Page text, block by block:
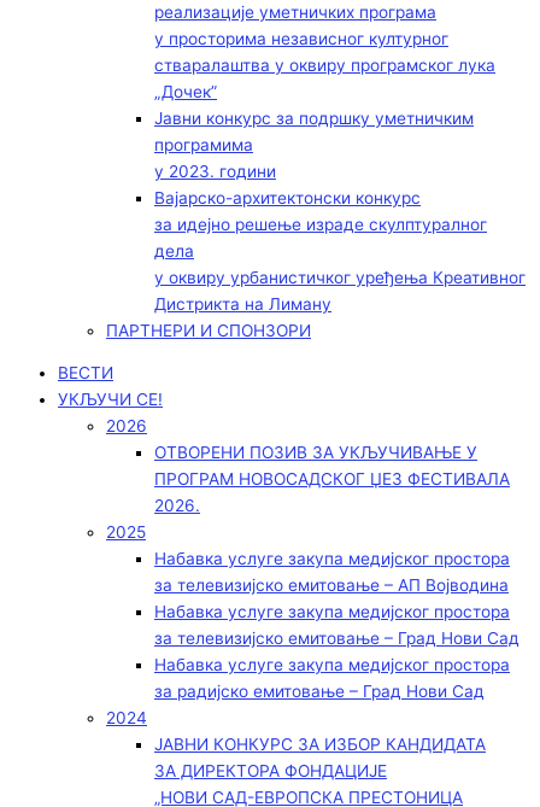
реализације уметничких програма
у просторима независног културног
стваралаштва у оквиру програмског лука
„Дочек”
Јавни конкурс за подршку уметничким
програмима
у 2023. години
Вајарско-архитектонски конкурс
за идејно решење израде скулптуралног
дела
у оквиру урбанистичког уређења Креативног
Дистрикта на Лиману
ПАРТНЕРИ И СПОНЗОРИ
ВЕСТИ
УКЉУЧИ СЕ!
2026
ОТВОРЕНИ ПОЗИВ ЗА УКЉУЧИВАЊЕ У
ПРОГРАМ НОВОСАДСКОГ ЏЕЗ ФЕСТИВАЛА
2026.
2025
Набавка услуге закупа медијског простора
за телевизијско емитовање – АП Војводинa
Набавка услуге закупа медијског простора
за телевизијско емитовање – Град Нови Сад
Набавка услуге закупа медијског простора
за радијско емитовање – Град Нови Сад
2024
ЈАВНИ КОНКУРС ЗА ИЗБОР КАНДИДАТА
ЗА ДИРЕКТОРА ФОНДАЦИЈЕ
„НОВИ САД-ЕВРОПСКА ПРЕСТОНИЦА